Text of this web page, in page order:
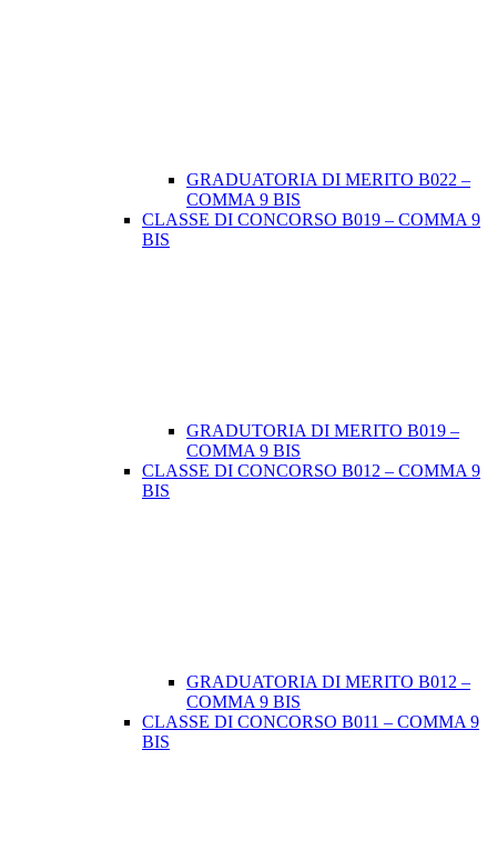
GRADUATORIA DI MERITO B022 –
COMMA 9 BIS
CLASSE DI CONCORSO B019 – COMMA 9
BIS
GRADUTORIA DI MERITO B019 –
COMMA 9 BIS
CLASSE DI CONCORSO B012 – COMMA 9
BIS
GRADUATORIA DI MERITO B012 –
COMMA 9 BIS
CLASSE DI CONCORSO B011 – COMMA 9
BIS